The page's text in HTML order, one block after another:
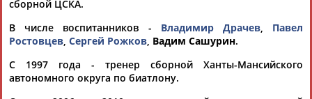
сборной ЦСКА.
В числе воспитанников - Владимир Драчев, Павел
Ростовцев, Сергей Рожков, Вадим Сашурин.
С 1997 года - тренер сборной Ханты-Мансийского
автономного округа по биатлону.